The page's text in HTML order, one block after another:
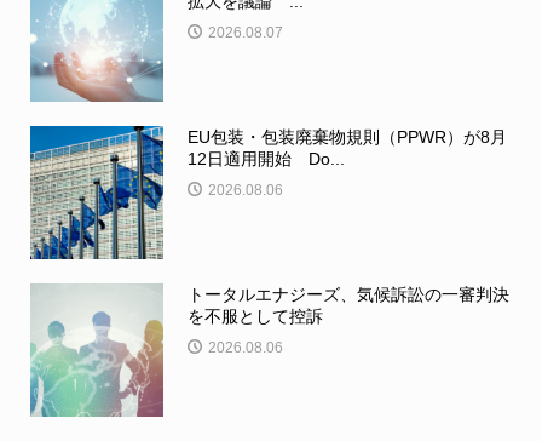
2026.08.07
EU包装・包装廃棄物規則（PPWR）が8月
12日適用開始 Do...
2026.08.06
トータルエナジーズ、気候訴訟の一審判決
を不服として控訴
2026.08.06